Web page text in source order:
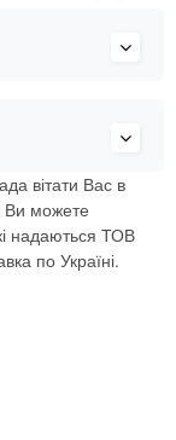
вітати Вас в
Ви можете
надаються ТОВ
по Україні.